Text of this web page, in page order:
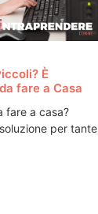
È
fare a Casa
fare a casa?
per tante